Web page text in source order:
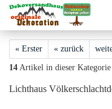
« Erster « zurück
14 Artikel in dieser Kategorie
Lichthaus